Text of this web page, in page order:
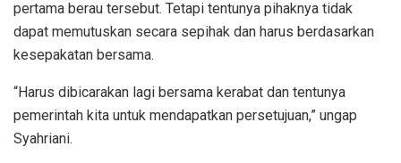
pertama berau tersebut. Tetapi tentunya pihaknya tidak
dapat memutuskan secara sepihak dan harus berdasarkan
kesepakatan bersama.
“Harus dibicarakan lagi bersama kerabat dan tentunya
pemerintah kita untuk mendapatkan persetujuan,” ungap
Syahriani.